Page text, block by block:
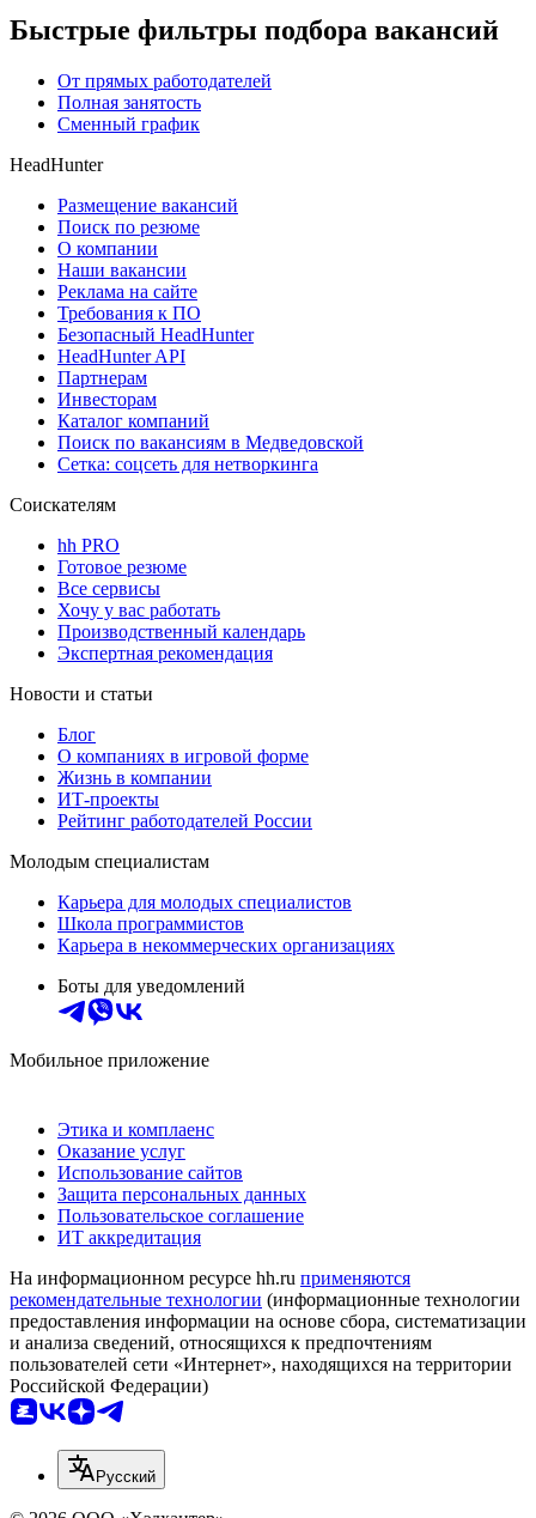
Быстрые фильтры подбора вакансий
От прямых работодателей
Полная занятость
Сменный график
HeadHunter
Размещение вакансий
Поиск по резюме
О компании
Наши вакансии
Реклама на сайте
Требования к ПО
Безопасный HeadHunter
HeadHunter API
Партнерам
Инвесторам
Каталог компаний
Поиск по вакансиям в Медведовской
Сетка: соцсеть для нетворкинга
Соискателям
hh PRO
Готовое резюме
Все сервисы
Хочу у вас работать
Производственный календарь
Экспертная рекомендация
Новости и статьи
Блог
О компаниях в игровой форме
Жизнь в компании
ИТ-проекты
Рейтинг работодателей России
Молодым специалистам
Карьера для молодых специалистов
Школа программистов
Карьера в некоммерческих организациях
Боты для уведомлений
Мобильное приложение
Этика и комплаенс
Оказание услуг
Использование сайтов
Защита персональных данных
Пользовательское соглашение
ИТ аккредитация
На информационном ресурсе hh.ru применяются
рекомендательные технологии (информационные технологии
предоставления информации на основе сбора, систематизации
и анализа сведений, относящихся к предпочтениям
пользователей сети «Интернет», находящихся на территории
Российской Федерации)
Русский